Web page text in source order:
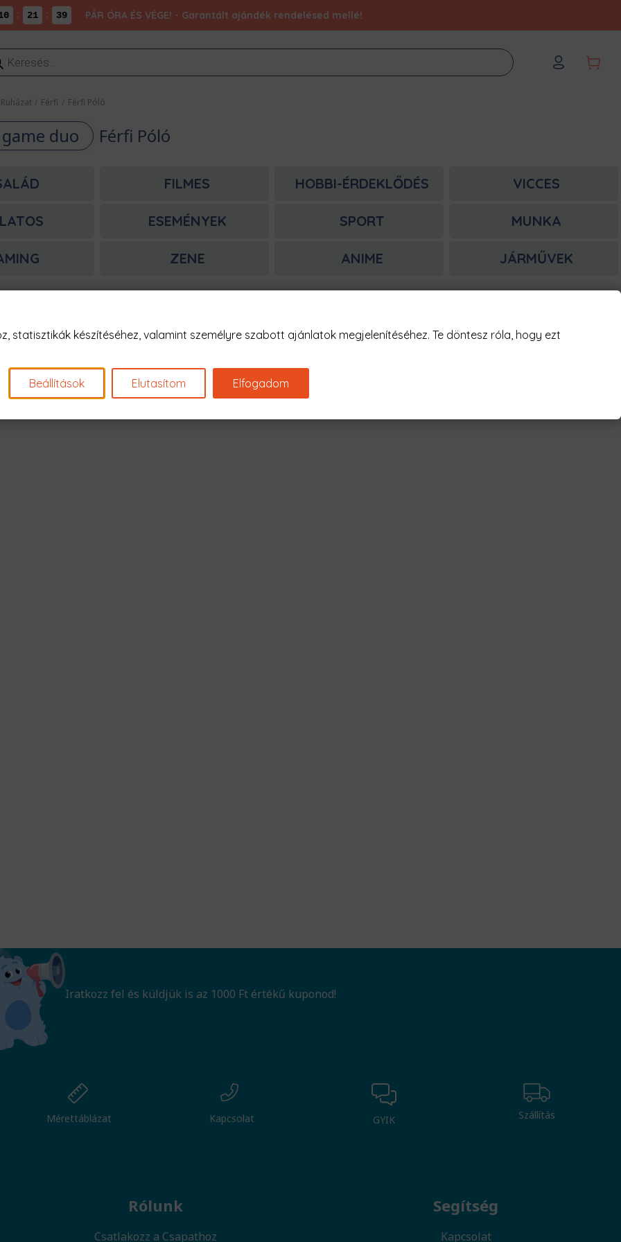
: 21 : 38 PÁR ÓRA ÉS VÉGE! - Garantált ajándék rendelésed mellé!
Ruházat / Férfi / Férfi Póló
duo Férfi Póló
FILMES HOBBI-ÉRDEKLŐDÉS VICCES
ESEMÉNYEK SPORT MUNKA
ZENE ANIME JÁRMŰVEK
Nagyon sajnáljuk! 😥
Nincs találat erre: "squid game duo Férfi Póló"
Iratkozz fel és küldjük is az 1000 Ft értékű kuponod!
Mérettáblázat Kapcsolat GYIK Szállítás
Rólunk
Csatlakozz a Csapathoz
Segítség
Kapcsolat
statisztikák készítéséhez, valamint személyre szabott ajánlatok megjelenítéséhez. Te döntesz róla, hogy ezt
Beállítások Elutasítom Elfogadom